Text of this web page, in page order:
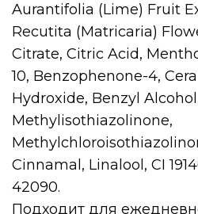
Aurantifolia (Lime) Fruit
Recutita (Matricaria)
Citrate, Citric Acid,
10, Benzophenone-4,
Hydroxide, Benzyl
Methylisothiazolinone,
Cinnamal, Linalool, CI
42090.
Подходит для